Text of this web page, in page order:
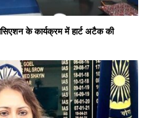
के कार्यक्रम में हार्ट अटैक की